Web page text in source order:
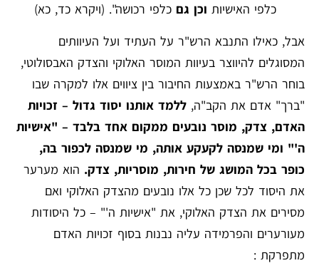
כלפי האישיות וכן גם כלפי רכושה". (ויקרא כד, כא)
אבל, כאילו התנבא הרש"ר על העתיד ועל העיוותים
המסוגלים להיווצר בעיוות המוסר האלוקי והצדק האבסולוטי,
בוחר הרש"ר באמצעות החיבור בין ציווים אלו למקרה שבו
"ברך" אדם את הקב"ה, ללמד אותנו יסוד גדול – זכויות
האדם, צדק, מוסר נובעים ממקום אחד בלבד – "אישיות
ה'" ומי שמנסה לקעקע אותה, מי שמנסה לכפור בה,
כופר בכל המושג של חירות, מוסריות, צדק. הוא מערער
את היסוד לכל שכן כל אלו נובעים מהצדק האלוקי ואם
מסירים את הצדק האלוקי, את "אישיות ה'" – כל היסודות
מעורערים והפרמידה עליה נבנות בסוף זכויות האדם
מתפרקת :